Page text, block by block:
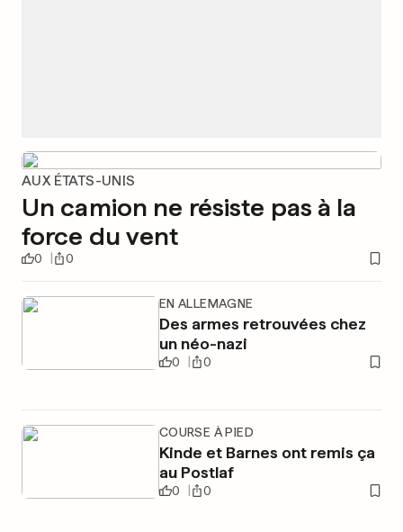
AUX ÉTATS-UNIS
Un camion ne résiste pas à la
force du vent
0 0
EN ALLEMAGNE
Des armes retrouvées chez
un néo-nazi
0 0
COURSE À PIED
Kinde et Barnes ont remis ça
au Postlaf
0 0